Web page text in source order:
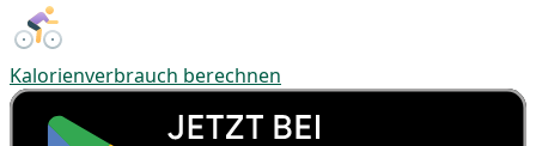
Kalorienverbrauch berechnen